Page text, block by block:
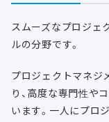
スムーズなプロジェ
ルの分野です。
プロジェクトマネジ
り、高度な専門性や
います。一人にプロ